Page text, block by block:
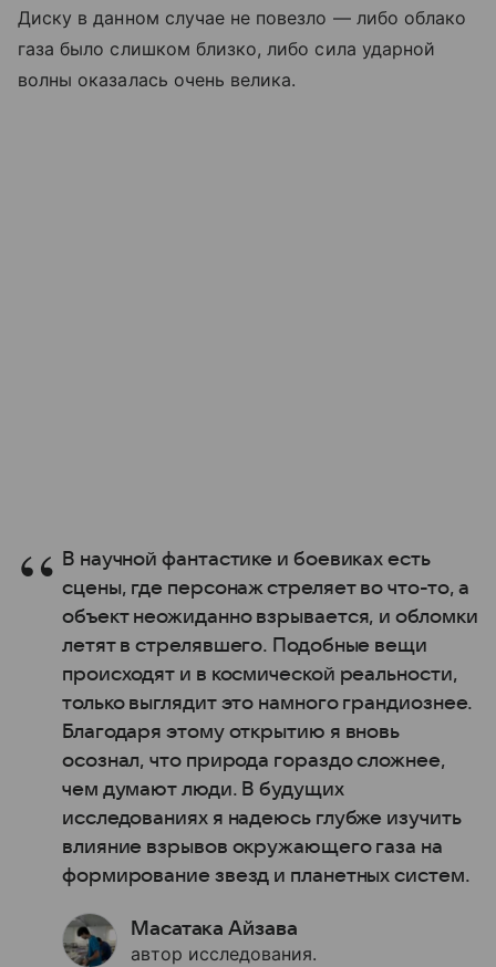
Диску в данном случае не повезло — либо облако
газа было слишком близко, либо сила ударной
волны оказалась очень велика.
В научной фантастике и боевиках есть
сцены, где персонаж стреляет во что-то, а
объект неожиданно взрывается, и обломки
летят в стрелявшего. Подобные вещи
происходят и в космической реальности,
только выглядит это намного грандиознее.
Благодаря этому открытию я вновь
осознал, что природа гораздо сложнее,
чем думают люди. В будущих
исследованиях я надеюсь глубже изучить
влияние взрывов окружающего газа на
формирование звезд и планетных систем.
Масатака Айзава
автор исследования.